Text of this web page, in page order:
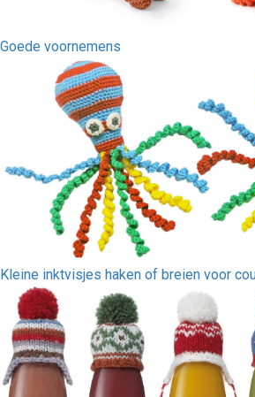
Goede voornemens
Kleine inktvisjes haken of breien voor